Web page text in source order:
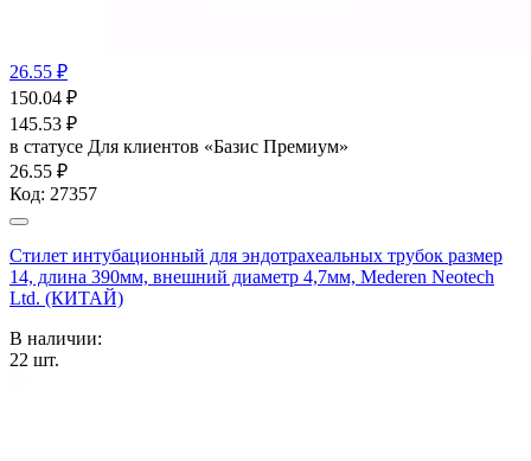
26.55 ₽
150.04 ₽
145.53 ₽
в статусе Для клиентов «Базис Премиум»
26.55 ₽
Код: 27357
Стилет интубационный для эндотрахеальных трубок размер
14, длина 390мм, внешний диаметр 4,7мм, Mederen Neotech
Ltd. (КИТАЙ)
В наличии:
22 шт.